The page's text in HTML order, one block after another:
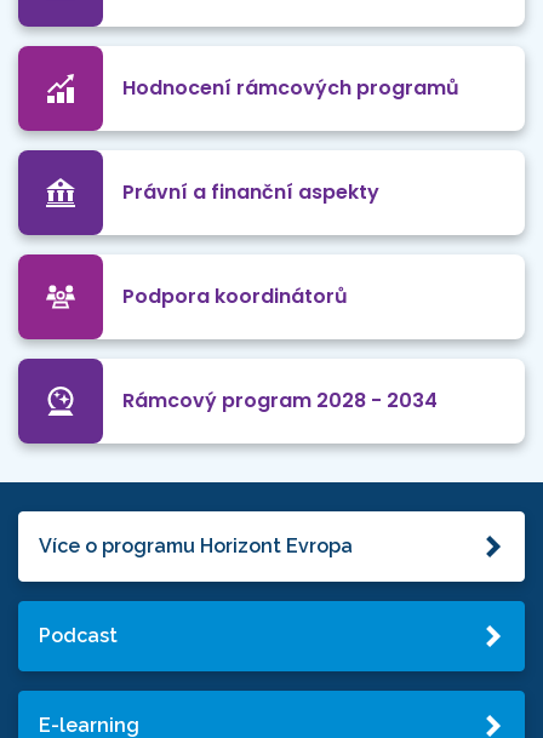
Hodnocení rámcových programů
Právní a finanční aspekty
Podpora koordinátorů
Rámcový program 2028 - 2034
Více o programu Horizont Evropa
Podcast
E-learning